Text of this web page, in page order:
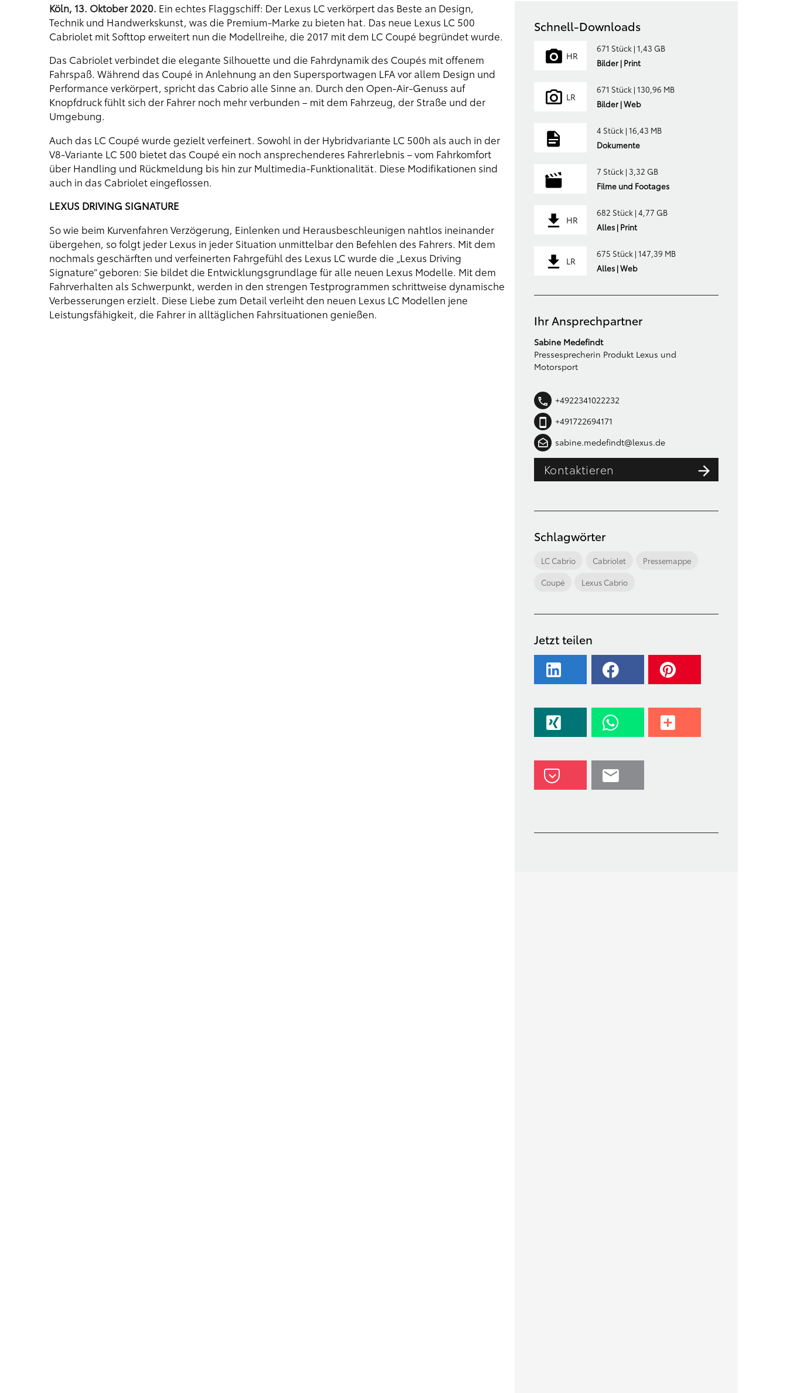
Köln, 13. Oktober 2020. Ein echtes Flaggschiff: Der Lexus LC verkörpert das Beste an Design,
Technik und Handwerkskunst, was die Premium-Marke zu bieten hat. Das neue Lexus LC 500
Cabriolet mit Softtop erweitert nun die Modellreihe, die 2017 mit dem LC Coupé begründet wurde.
Das Cabriolet verbindet die elegante Silhouette und die Fahrdynamik des Coupés mit offenem
Fahrspaß. Während das Coupé in Anlehnung an den Supersportwagen LFA vor allem Design und
Performance verkörpert, spricht das Cabrio alle Sinne an. Durch den Open-Air-Genuss auf
Knopfdruck fühlt sich der Fahrer noch mehr verbunden – mit dem Fahrzeug, der Straße und der
Umgebung.
Auch das LC Coupé wurde gezielt verfeinert. Sowohl in der Hybridvariante LC 500h als auch in der
V8-Variante LC 500 bietet das Coupé ein noch ansprechenderes Fahrerlebnis – vom Fahrkomfort
über Handling und Rückmeldung bis hin zur Multimedia-Funktionalität. Diese Modifikationen sind
auch in das Cabriolet eingeflossen.
LEXUS DRIVING SIGNATURE
So wie beim Kurvenfahren Verzögerung, Einlenken und Herausbeschleunigen nahtlos ineinander
übergehen, so folgt jeder Lexus in jeder Situation unmittelbar den Befehlen des Fahrers. Mit dem
nochmals geschärften und verfeinerten Fahrgefühl des Lexus LC wurde die „Lexus Driving
Signature“ geboren: Sie bildet die Entwicklungsgrundlage für alle neuen Lexus Modelle. Mit dem
Fahrverhalten als Schwerpunkt, werden in den strengen Testprogrammen schrittweise dynamische
Verbesserungen erzielt. Diese Liebe zum Detail verleiht den neuen Lexus LC Modellen jene
Leistungsfähigkeit, die Fahrer in alltäglichen Fahrsituationen genießen.
Schnell-Downloads
HR
671 Stück | 1,43 GB
Bilder | Print
LR
671 Stück | 130,96 MB
Bilder | Web
4 Stück | 16,43 MB
Dokumente
7 Stück | 3,32 GB
Filme und Footages
HR
682 Stück | 4,77 GB
Alles | Print
LR
675 Stück | 147,39 MB
Alles | Web
Ihr Ansprechpartner
Sabine Medefindt
Pressesprecherin Produkt Lexus und
Motorsport
+4922341022232
+491722694171
sabine.medefindt@lexus.de
Kontaktieren
Schlagwörter
LC Cabrio Cabriolet Pressemappe
Coupé Lexus Cabrio
Jetzt teilen